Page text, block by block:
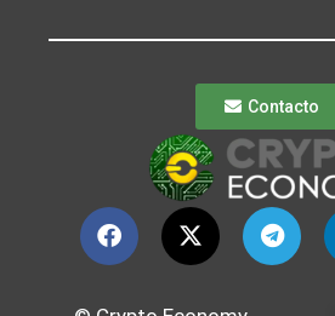
Contacto